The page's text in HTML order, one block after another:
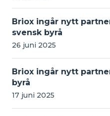
Briox ingår nytt
svensk byrå
26 juni 2025
Briox ingår nytt
byrå
17 juni 2025